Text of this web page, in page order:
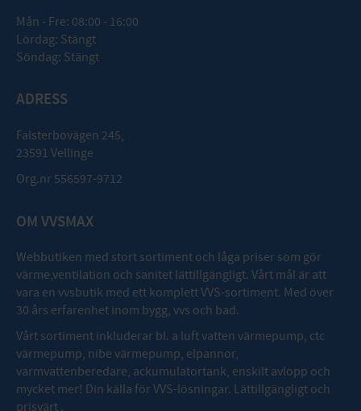
Mån - Fre: 08:00 - 16:00
Lördag: Stängt
Söndag: Stängt
ADRESS
Falsterbovägen 245,
23591 Vellinge
Org.nr 556597-9712
OM VVSMAX
Webbutiken med stort sortiment och låga priser som gör
värme,ventilation och sanitet lättillgängligt. Vårt mål är att
vara en vvsbutik med ett komplett VVS-sortiment. Med över
30 års erfarenhet inom bygg, vvs och bad.
Vårt sortiment inkluderar bl. a luft vatten värmepump, ctc
värmepump, nibe värmepump, elpannor,
varmvattenberedare, ackumulatortank, enskilt avlopp och
mycket mer! Din källa för VVS-lösningar. Lättillgängligt och
prisvärt .